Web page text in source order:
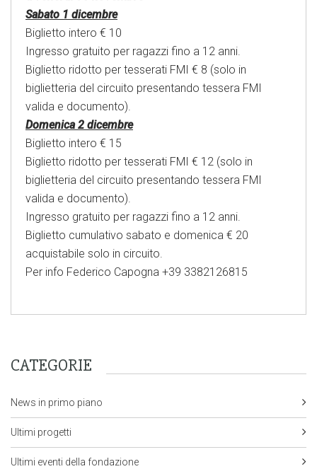
Sabato 1 dicembre
Biglietto intero € 10
Ingresso gratuito per ragazzi fino a 12 anni.
Biglietto ridotto per tesserati FMI € 8 (solo in
biglietteria del circuito presentando tessera FMI
valida e documento).
Domenica 2 dicembre
Biglietto intero € 15
Biglietto ridotto per tesserati FMI € 12 (solo in
biglietteria del circuito presentando tessera FMI
valida e documento).
Ingresso gratuito per ragazzi fino a 12 anni.
Biglietto cumulativo sabato e domenica € 20
acquistabile solo in circuito.
Per info Federico Capogna +39 3382126815
CATEGORIE
News in primo piano
Ultimi progetti
Ultimi eventi della fondazione